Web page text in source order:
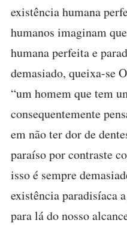
existência humana
humanos imaginam
humana perfeita e
demasiado, queixa-se
“um homem que tem
consequentemente
em não ter dor de
paraíso por contraste
isso é sempre
existência paradisíaca
para lá do nosso